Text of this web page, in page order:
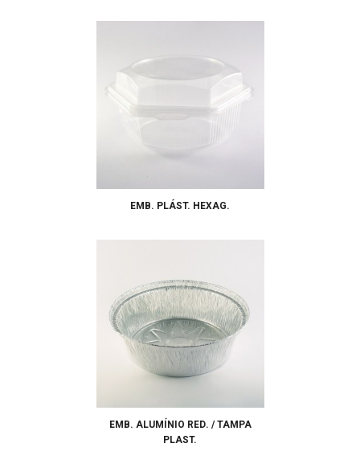
EMB. PLÁST. HEXAG.
EMB. ALUMÍNIO RED. / TAMPA
PLAST.